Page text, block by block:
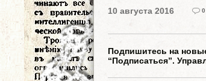
10 августа 2016 0
Подпишитесь на
“Подписаться”.